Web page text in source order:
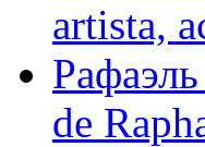
artista,
de